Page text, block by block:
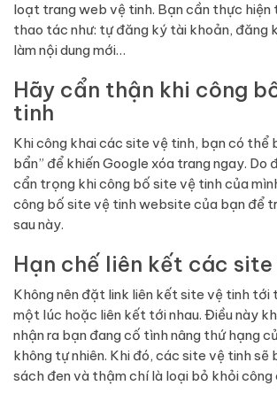
loạt trang web vệ tinh. Bạn cần thực hiện
thao tác như: tự đăng ký tài khoản, đăng
làm nội dung mới…
Hãy cẩn thận khi công
tinh
Khi công khai các site vệ tinh, bạn có thể
bẩn” để khiến Google xóa trang ngay. Do
cẩn trọng khi công bố site vệ tinh của
công bố site vệ tinh website của bạn để
sau này.
Hạn chế liên kết các
Không nên đặt link liên kết site vệ tinh tới
một lúc hoặc liên kết tới nhau. Điều này
nhận ra bạn đang cố tình nâng thứ hạng
không tự nhiên. Khi đó, các site vệ tinh sẽ
sách đen và thậm chí là loại bỏ khỏi công